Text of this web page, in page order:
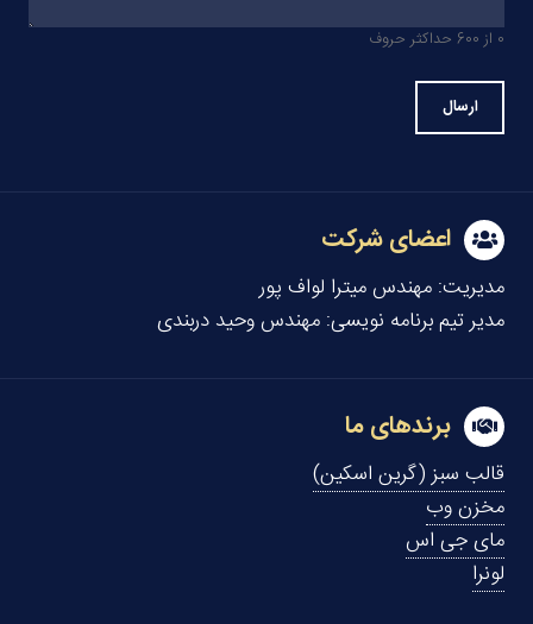
0 از 600 حداکثر حروف
اعضای شرکت
مدیریت: مهندس میترا لواف پور
مدیر تیم برنامه نویسی: مهندس وحید دربندی
برندهای ما
قالب سبز (گرین اسکین)
مخزن وب
مای جی اس
لونرا